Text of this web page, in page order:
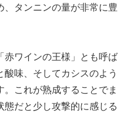
、タンニンの量が非常に豊
赤ワインの王様」とも呼ば
味、そしてカシスのよう
これが熟成することでま
態だと少し攻撃的に感じる